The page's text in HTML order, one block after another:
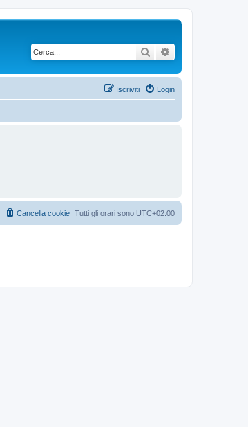
Cerca
Login
Iscriviti
Tutti gli orari sono UTC+02:00
Cancella cookie